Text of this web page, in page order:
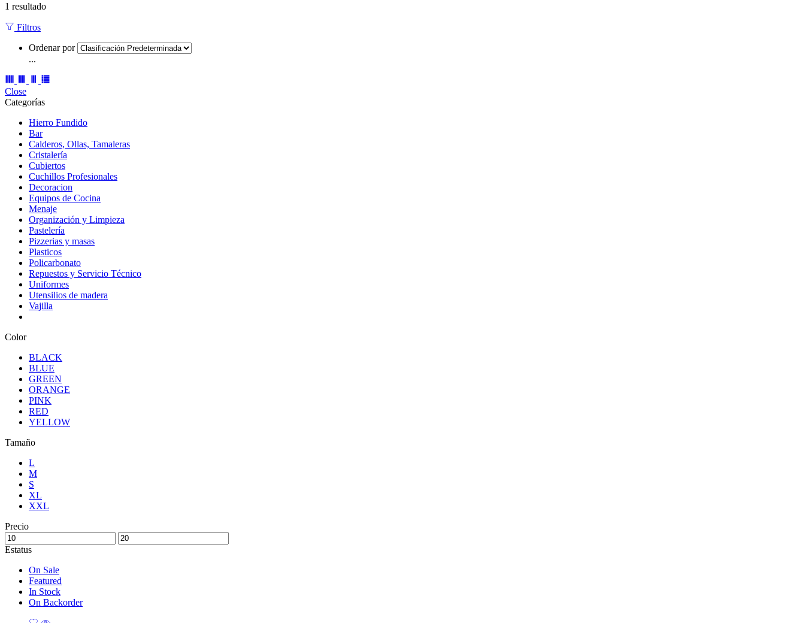
1 resultado
Filtros
Ordenar por
...
Close
Categorías
Hierro Fundido
Bar
Calderos, Ollas, Tamaleras
Cristalería
Cubiertos
Cuchillos Profesionales
Decoracion
Equipos de Cocina
Menaje
Organización y Limpieza
Pastelería
Pizzerias y masas
Plasticos
Policarbonato
Repuestos y Servicio Técnico
Uniformes
Utensilios de madera
Vajilla
Color
BLACK
BLUE
GREEN
ORANGE
PINK
RED
YELLOW
Tamaño
L
M
S
XL
XXL
Precio
Estatus
On Sale
Featured
In Stock
On Backorder